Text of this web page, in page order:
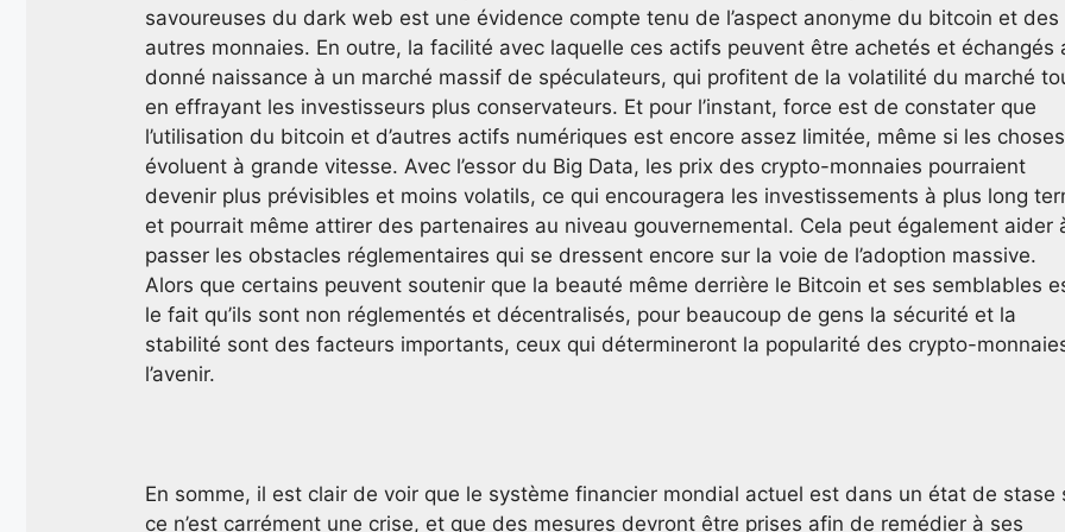
savoureuses du dark web est une évidence compte tenu de l’aspect anonyme du bitcoin et des
autres monnaies. En outre, la facilité avec laquelle ces actifs peuvent être achetés et échangés
donné naissance à un marché massif de spéculateurs, qui profitent de la volatilité du marché
en effrayant les investisseurs plus conservateurs. Et pour l’instant, force est de constater que
l’utilisation du bitcoin et d’autres actifs numériques est encore assez limitée, même si les choses
évoluent à grande vitesse. Avec l’essor du Big Data, les prix des crypto-monnaies pourraient
devenir plus prévisibles et moins volatils, ce qui encouragera les investissements à plus long
et pourrait même attirer des partenaires au niveau gouvernemental. Cela peut également aider
passer les obstacles réglementaires qui se dressent encore sur la voie de l’adoption massive.
Alors que certains peuvent soutenir que la beauté même derrière le Bitcoin et ses semblables
le fait qu’ils sont non réglementés et décentralisés, pour beaucoup de gens la sécurité et la
stabilité sont des facteurs importants, ceux qui détermineront la popularité des crypto-
l’avenir.
En somme, il est clair de voir que le système financier mondial actuel est dans un état de stase
ce n’est carrément une crise, et que des mesures devront être prises afin de remédier à ses